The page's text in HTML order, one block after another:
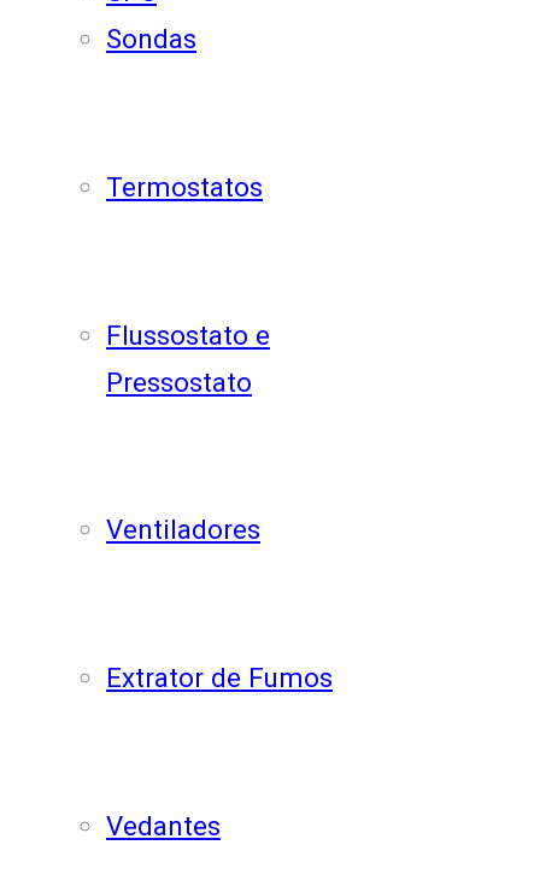
Sondas
Termostatos
Flussostato e
Pressostato
Ventiladores
Extrator de Fumos
Vedantes